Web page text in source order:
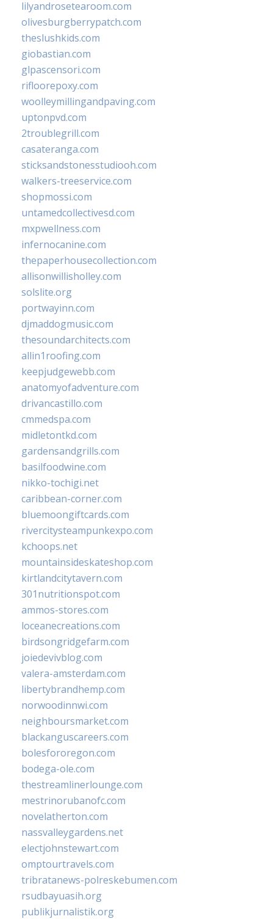
lilyandrosetearoom.com
olivesburgberrypatch.com
theslushkids.com
giobastian.com
glpascensori.com
rifloorepoxy.com
woolleymillingandpaving.com
uptonpvd.com
2troublegrill.com
casateranga.com
sticksandstonesstudiooh.com
walkers-treeservice.com
shopmossi.com
untamedcollectivesd.com
mxpwellness.com
infernocanine.com
thepaperhousecollection.com
allisonwillisholley.com
solslite.org
portwayinn.com
djmaddogmusic.com
thesoundarchitects.com
allin1roofing.com
keepjudgewebb.com
anatomyofadventure.com
drivancastillo.com
cmmedspa.com
midletontkd.com
gardensandgrills.com
basilfoodwine.com
nikko-tochigi.net
caribbean-corner.com
bluemoongiftcards.com
rivercitysteampunkexpo.com
kchoops.net
mountainsideskateshop.com
kirtlandcitytavern.com
301nutritionspot.com
ammos-stores.com
loceanecreations.com
birdsongridgefarm.com
joiedevivblog.com
valera-amsterdam.com
libertybrandhemp.com
norwoodinnwi.com
neighboursmarket.com
blackanguscareers.com
bolesfororegon.com
bodega-ole.com
thestreamlinerlounge.com
mestrinorubanofc.com
novelatherton.com
nassvalleygardens.net
electjohnstewart.com
omptourtravels.com
tribratanews-polreskebumen.com
rsudbayuasih.org
publikjurnalistik.org